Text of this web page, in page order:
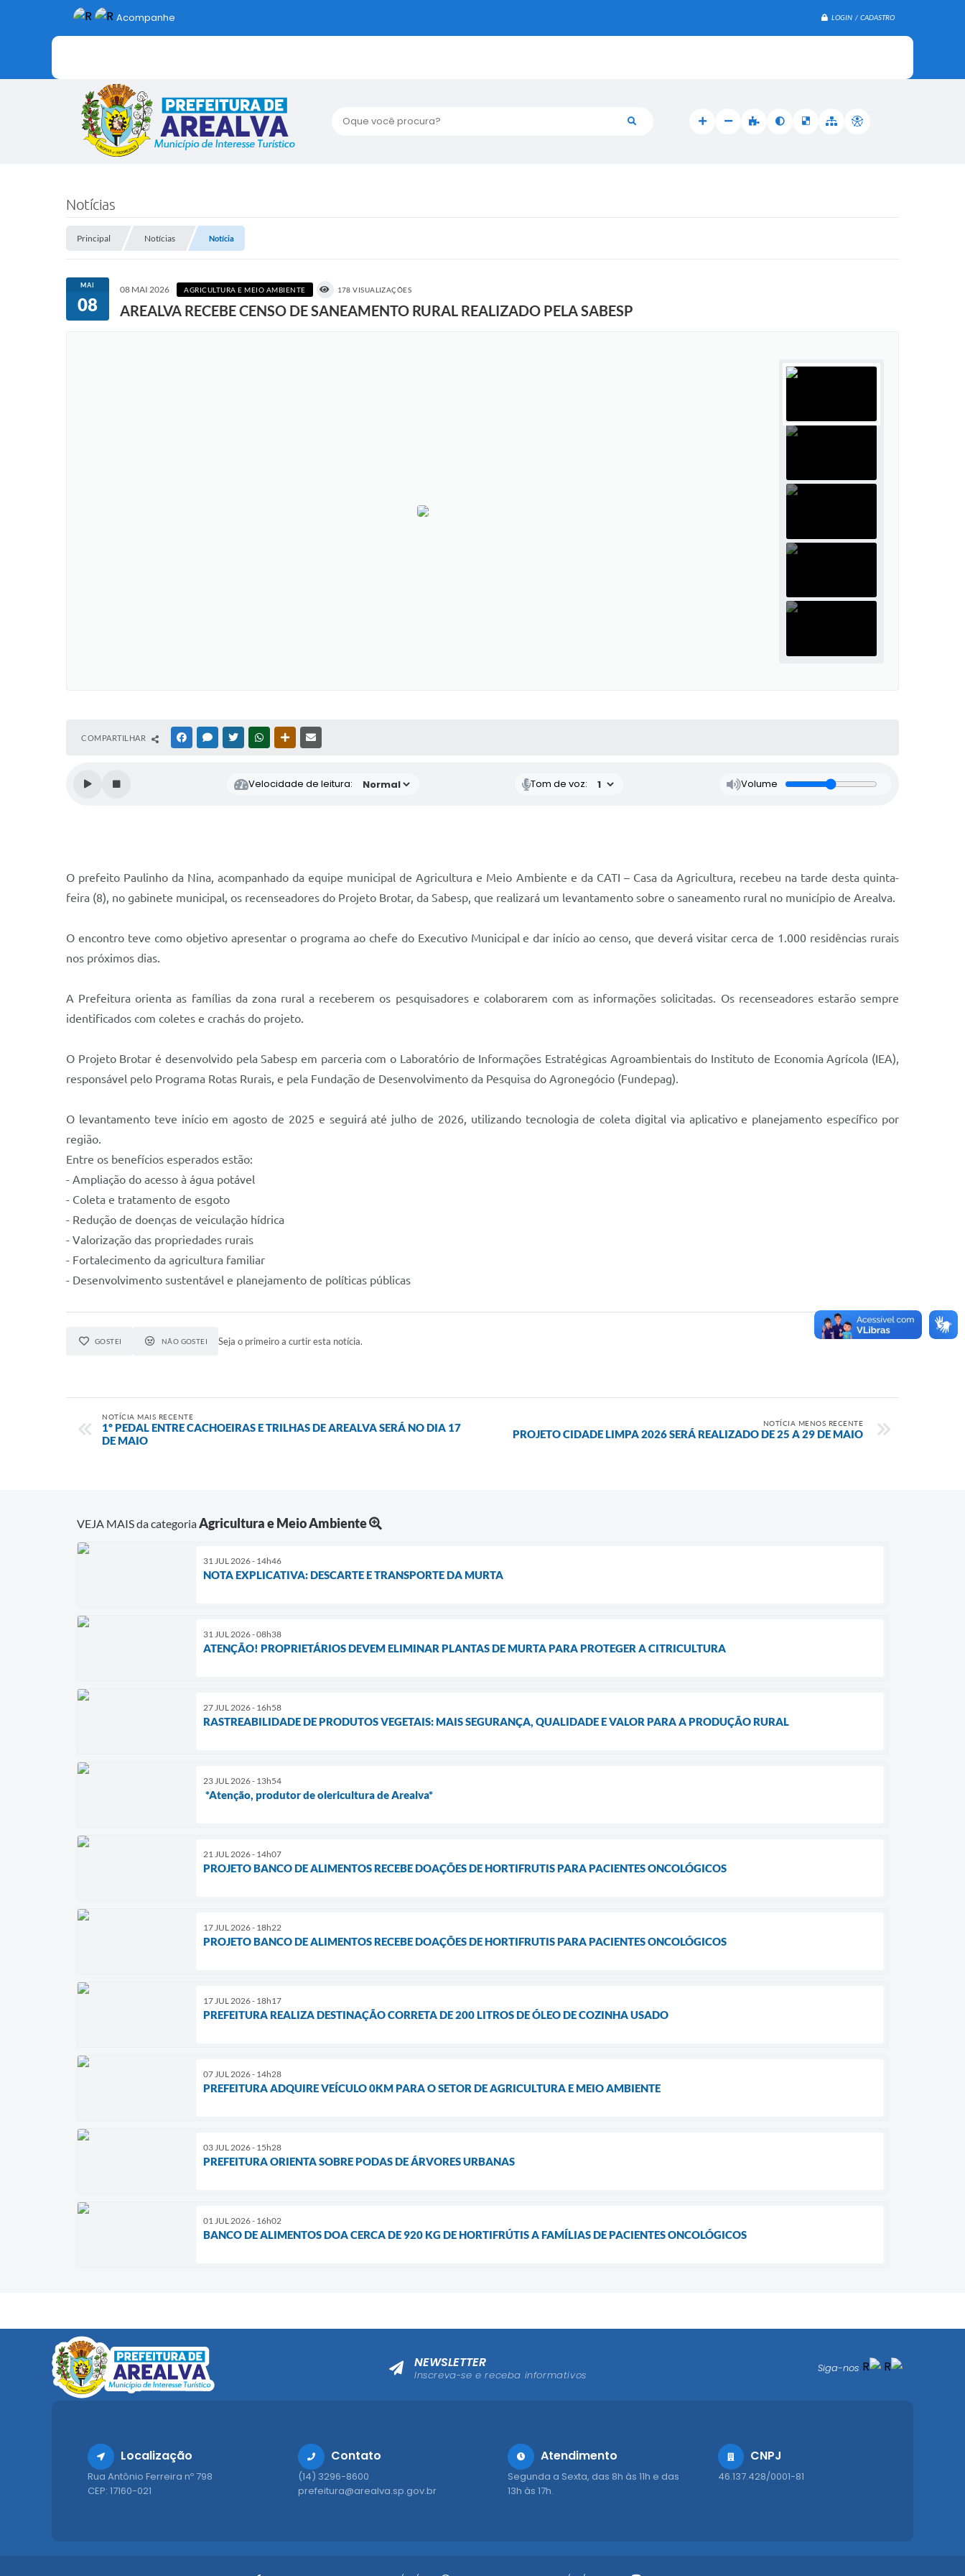
LOGIN / CADASTRO
Oque você procura?
Acompanhe
Notícias
Principal Notícias Notícia
MAI
08
08 MAI 2026 AGRICULTURA E MEIO AMBIENTE 178 VISUALIZAÇÕES
AREALVA RECEBE CENSO DE SANEAMENTO RURAL REALIZADO PELA SABESP
COMPARTILHAR FACEBOOKMESSENGER
TWITTERWHATSAPPOUTRAS MÍDIAS
Velocidade de leitura: Tom de voz: Volume
O prefeito Paulinho da Nina, acompanhado da equipe municipal de Agricultura e Meio Ambiente e da CATI – Casa da Agricultura, recebeu na tarde desta quinta-
feira (8), no gabinete municipal, os recenseadores do Projeto Brotar, da Sabesp, que realizará um levantamento sobre o saneamento rural no município de Arealva.
O encontro teve como objetivo apresentar o programa ao chefe do Executivo Municipal e dar início ao censo, que deverá visitar cerca de 1.000 residências rurais
nos próximos dias.
A Prefeitura orienta as famílias da zona rural a receberem os pesquisadores e colaborarem com as informações solicitadas. Os recenseadores estarão sempre
identificados com coletes e crachás do projeto.
O Projeto Brotar é desenvolvido pela Sabesp em parceria com o Laboratório de Informações Estratégicas Agroambientais do Instituto de Economia Agrícola (IEA),
responsável pelo Programa Rotas Rurais, e pela Fundação de Desenvolvimento da Pesquisa do Agronegócio (Fundepag).
O levantamento teve início em agosto de 2025 e seguirá até julho de 2026, utilizando tecnologia de coleta digital via aplicativo e planejamento específico por
região.
Entre os benefícios esperados estão:
- Ampliação do acesso à água potável
- Coleta e tratamento de esgoto
- Redução de doenças de veiculação hídrica
- Valorização das propriedades rurais
- Fortalecimento da agricultura familiar
- Desenvolvimento sustentável e planejamento de políticas públicas
GOSTEI NÃO GOSTEI Seja o primeiro a curtir esta notícia.
NOTÍCIA MAIS RECENTE
1º PEDAL ENTRE CACHOEIRAS E TRILHAS DE AREALVA SERÁ NO DIA 17
DE MAIO
NOTÍCIA MENOS RECENTE
PROJETO CIDADE LIMPA 2026 SERÁ REALIZADO DE 25 A 29 DE MAIO
VEJA MAIS da categoriaAgricultura e Meio Ambiente
31 JUL 2026 - 14h46
NOTA EXPLICATIVA: DESCARTE E TRANSPORTE DA MURTA
31 JUL 2026 - 08h38
ATENÇÃO! PROPRIETÁRIOS DEVEM ELIMINAR PLANTAS DE MURTA PARA PROTEGER A CITRICULTURA
27 JUL 2026 - 16h58
RASTREABILIDADE DE PRODUTOS VEGETAIS: MAIS SEGURANÇA, QUALIDADE E VALOR PARA A PRODUÇÃO RURAL
23 JUL 2026 - 13h54
*Atenção, produtor de olericultura de Arealva*
21 JUL 2026 - 14h07
PROJETO BANCO DE ALIMENTOS RECEBE DOAÇÕES DE HORTIFRUTIS PARA PACIENTES ONCOLÓGICOS
17 JUL 2026 - 18h22
PROJETO BANCO DE ALIMENTOS RECEBE DOAÇÕES DE HORTIFRUTIS PARA PACIENTES ONCOLÓGICOS
17 JUL 2026 - 18h17
PREFEITURA REALIZA DESTINAÇÃO CORRETA DE 200 LITROS DE ÓLEO DE COZINHA USADO
07 JUL 2026 - 14h28
PREFEITURA ADQUIRE VEÍCULO 0KM PARA O SETOR DE AGRICULTURA E MEIO AMBIENTE
03 JUL 2026 - 15h28
PREFEITURA ORIENTA SOBRE PODAS DE ÁRVORES URBANAS
01 JUL 2026 - 16h02
BANCO DE ALIMENTOS DOA CERCA DE 920 KG DE HORTIFRÚTIS A FAMÍLIAS DE PACIENTES ONCOLÓGICOS
Siga-nos
Localização
Rua Antônio Ferreira nº 798
CEP: 17160-021
Contato
(14) 3296-8600
prefeitura@arealva.sp.gov.br
Atendimento
Segunda a Sexta, das 8h às 11h e das
13h às 17h.
CNPJ
46.137.428/0001-81
NEWSLETTER
Inscreva-se e receba informativos